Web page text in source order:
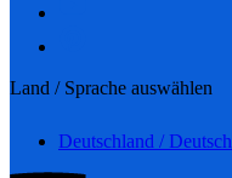
Land / Sprache auswählen
Deutschland / Deutsch